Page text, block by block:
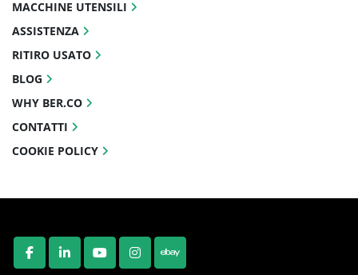
FACEBOOK
LINKEDINYOUTUBEINSTAGRAM
EBAY
MACCHINE UTENSILI
ASSISTENZA
RITIRO USATO
BLOG
WHY BER.CO
CONTATTI
COOKIE POLICY